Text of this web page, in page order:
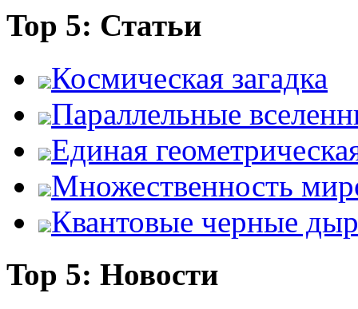
Top 5: Статьи
Космическая загадка
Параллельные
Единая
Множественность
Квантовые черные
Top 5: Новости